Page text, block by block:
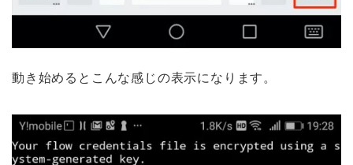
動き始めるとこんな感じの表示になります。